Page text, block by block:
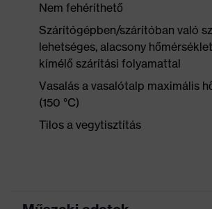
Nem fehéríthető
Szárítógépben/szárítóban való
lehetséges, alacsony
kímélő szárítási folyamattal
Vasalás a vasalótalp maximális
(150 °C)
Tilos a vegytisztítás